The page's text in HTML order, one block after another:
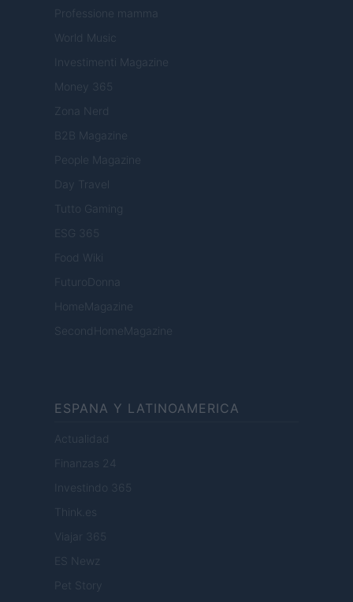
Professione mamma
World Music
Investimenti Magazine
Money 365
Zona Nerd
B2B Magazine
People Magazine
Day Travel
Tutto Gaming
ESG 365
Food Wiki
FuturoDonna
HomeMagazine
SecondHomeMagazine
ESPANA Y LATINOAMERICA
Actualidad
Finanzas 24
Investindo 365
Think.es
Viajar 365
ES Newz
Pet Story